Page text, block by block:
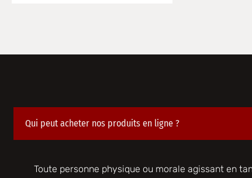
Qui peut acheter nos produits en ligne ?
Toute personne physique ou morale agissant en